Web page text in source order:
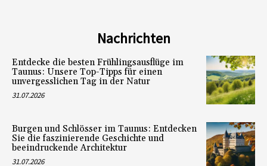
Nachrichten
Entdecke die besten Frühlingsausflüge im
Taunus: Unsere Top-Tipps für einen
unvergesslichen Tag in der Natur
31.07.2026
Burgen und Schlösser im Taunus: Entdecken
Sie die faszinierende Geschichte und
beeindruckende Architektur
31.07.2026